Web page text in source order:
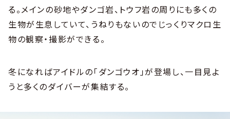
る。メインの砂地やダンゴ岩、トウフ岩の周りにも多くの
生物が生息していて、うねりもないのでじっくりマクロ生
物の観察・撮影ができる。
冬になればアイドルの「ダンゴウオ」が登場し、一目見よ
うと多くのダイバーが集結する。